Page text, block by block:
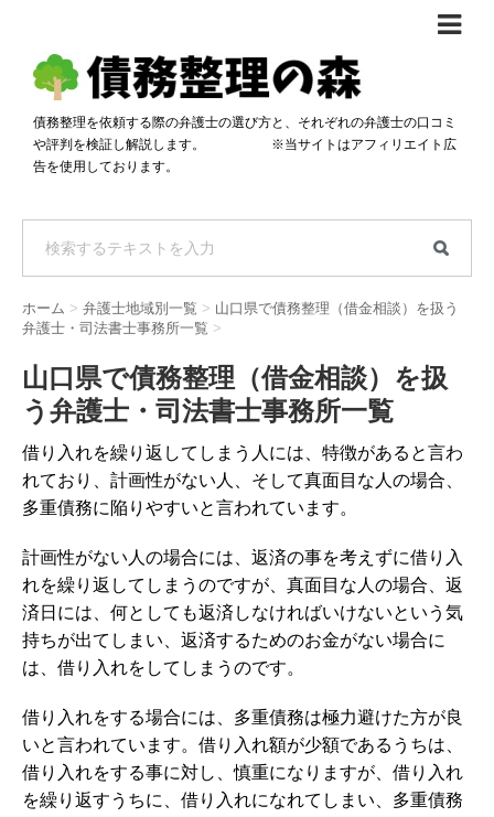
債務整理体験談
おすすめ
料金比較
自己破産・個人再生料金比較
過払い金料金比較
専門家の選び方
料金で選ぶ
分割・後払い可で選ぶ
着手金無料で選ぶ
女性専門で選ぶ
24時間年中無休で選ぶ
法律事務所の方へ
匿名借金相談
債務整理を依頼する際の弁護士の選び方と、それぞれの弁護士の口コミ
や評判を検証し解説します。 ※当サイトはアフィリエイト広
告を使用しております。
ホーム > 弁護士地域別一覧 > 山口県で債務整理（借金相談）を扱う
弁護士・司法書士事務所一覧 >
山口県で債務整理（借金相談）を扱
う弁護士・司法書士事務所一覧
借り入れを繰り返してしまう人には、特徴があると言わ
れており、計画性がない人、そして真面目な人の場合、
多重債務に陥りやすいと言われています。
計画性がない人の場合には、返済の事を考えずに借り入
れを繰り返してしまうのですが、真面目な人の場合、返
済日には、何としても返済しなければいけないという気
持ちが出てしまい、返済するためのお金がない場合に
は、借り入れをしてしまうのです。
借り入れをする場合には、多重債務は極力避けた方が良
いと言われています。借り入れ額が少額であるうちは、
借り入れをする事に対し、慎重になりますが、借り入れ
を繰り返すうちに、借り入れになれてしまい、多重債務